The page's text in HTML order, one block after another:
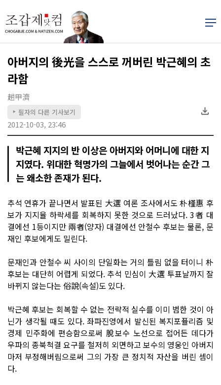
아버지의 後光을 스스로 꺼버린 박근혜의 초
라함
趙甲濟
▶ 필자의 다른 기사보기
2012-10-03, 23:46
박근혜 지지의 반 이상은 아버지와 어머니에 대한 지
지였다. 위대한 혁명가의 그늘에서 벗어나는 순간 그
는 왜소한 존재가 된다.
추석 연휴가 끝나면서 발표된 大選 여론 조사에서도 朴槿惠 후
보가 지지율 하락세를 회복하지 못한 것으로 드러났다. 3者 대
결에선 1등이지만 兩者(양자) 대결에선 안철수 후보는 물론, 문
재인 후보에게도 밀린다.
문재인과 안철수 씨 사이의 단일화는 거의 틀림 없을 터이니 朴
후보는 대단히 어렵게 되었다. 추석 민심이 大選 투표날까지 잘
바뀌지 않는다는 俗說(속설)도 있다.
박근혜 후보는 회복할 수 없는 전략적 실수를 이미 범한 것이 아
닌가 생각될 때도 있다. 좌파진영에서 발신된 복지포퓰리즘 및
경제 민주화에 편승함으로써 脫보수 노선으로 접어든 데다가
우파의 종북척결 요구를 철저히 외면하고 보수의 영웅인 아버지
마저 부정해버림으로써 그의 가장 큰 정치적 자산을 버린 셈이
다.